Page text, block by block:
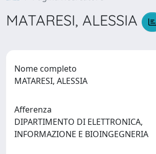
MATARESI, ALESSIA
Nome completo
MATARESI, ALESSIA
Afferenza
DIPARTIMENTO DI ELETTRONICA,
INFORMAZIONE E BIOINGEGNERIA